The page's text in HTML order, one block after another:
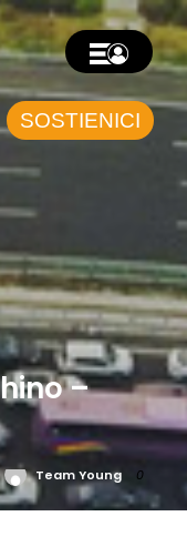
SOSTIENICI
–
Team Young 0